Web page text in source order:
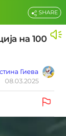
на 100
Гиева
08.03.2025
SHARE